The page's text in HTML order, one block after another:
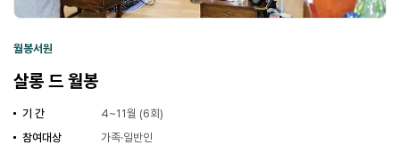
월봉서원
살롱 드 월봉
기 간
4~11월 (6회)
참여대상
가족·일반인